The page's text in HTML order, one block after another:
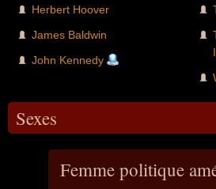
Herbert Hoover
James Baldwin
John Kennedy
Sexes
Femme politique